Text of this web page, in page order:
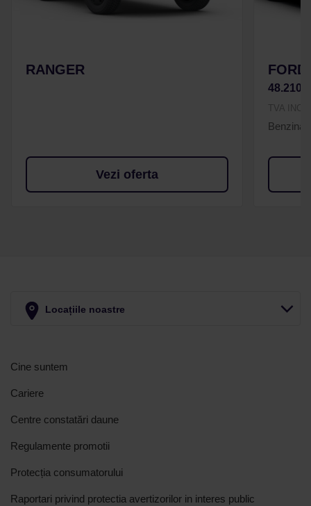
RANGER
Vezi oferta
48.210 €
TVA
Benzina
Locațiile noastre
Cine suntem
Cariere
Centre constatări daune
Regulamente promotii
Protecția consumatorului
Raportari privind protectia avertizorilor in interes public